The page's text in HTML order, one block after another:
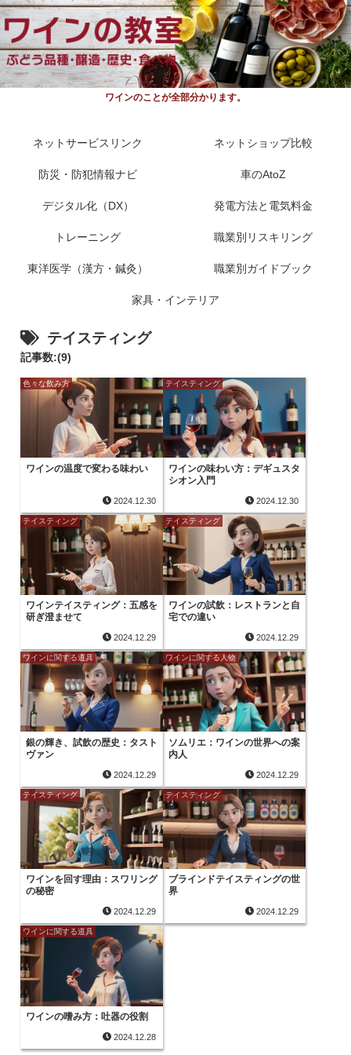
ワインのことが全部分かります。
ネットサービスリンク ネットショップ比較
防災・防犯情報ナビ 車のAtoZ
デジタル化（DX） 発電方法と電気料金
トレーニング 職業別リスキリング
東洋医学（漢方・鍼灸） 職業別ガイドブック
家具・インテリア
テイスティング
記事数:(9)
色々な飲み方
ワインの温度で変わる味わい
2024.12.30
テイスティング
ワインの味わい方：デギュスタ
シオン入門
2024.12.30
テイスティング
ワインテイスティング：五感を
研ぎ澄ませて
2024.12.29
テイスティング
ワインの試飲：レストランと自
宅での違い
2024.12.29
ワインに関する道具
銀の輝き、試飲の歴史：タスト
ヴァン
2024.12.29
ワインに関する人物
ソムリエ：ワインの世界への案
内人
2024.12.29
テイスティング
ワインを回す理由：スワリング
の秘密
2024.12.29
テイスティング
ブラインドテイスティングの世
界
2024.12.29
ワインに関する道具
ワインの嗜み方：吐器の役割
2024.12.28